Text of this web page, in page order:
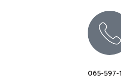
065-597-